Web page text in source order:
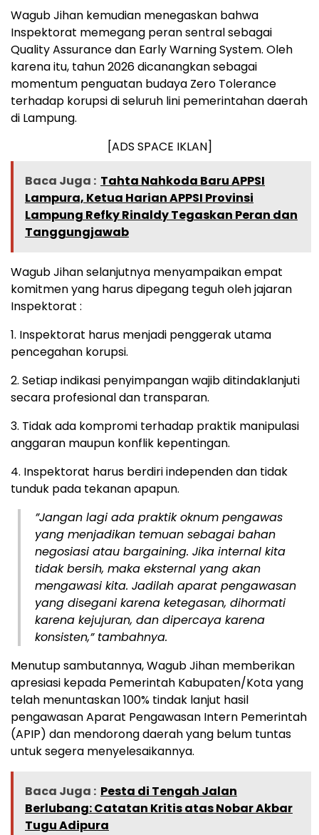
​Wagub Jihan kemudian menegaskan bahwa
Inspektorat memegang peran sentral sebagai
Quality Assurance dan Early Warning System. Oleh
karena itu, tahun 2026 dicanangkan sebagai
momentum penguatan budaya Zero Tolerance
terhadap korupsi di seluruh lini pemerintahan daerah
di Lampung.
[ADS SPACE IKLAN]
Baca Juga : Tahta Nahkoda Baru APPSI
Lampura, Ketua Harian APPSI Provinsi
Lampung Refky Rinaldy Tegaskan Peran dan
Tanggungjawab
​Wagub Jihan selanjutnya menyampaikan empat
komitmen yang harus dipegang teguh oleh jajaran
Inspektorat :
1. ​Inspektorat harus menjadi penggerak utama
pencegahan korupsi.
2. ​Setiap indikasi penyimpangan wajib ditindaklanjuti
secara profesional dan transparan.
3. ​Tidak ada kompromi terhadap praktik manipulasi
anggaran maupun konflik kepentingan.
4. ​Inspektorat harus berdiri independen dan tidak
tunduk pada tekanan apapun.
​”Jangan lagi ada praktik oknum pengawas
yang menjadikan temuan sebagai bahan
negosiasi atau bargaining. Jika internal kita
tidak bersih, maka eksternal yang akan
mengawasi kita. Jadilah aparat pengawasan
yang disegani karena ketegasan, dihormati
karena kejujuran, dan dipercaya karena
konsisten,” tambahnya.
​Menutup sambutannya, Wagub Jihan memberikan
apresiasi kepada Pemerintah Kabupaten/Kota yang
telah menuntaskan 100% tindak lanjut hasil
pengawasan Aparat Pengawasan Intern Pemerintah
(APIP) dan mendorong daerah yang belum tuntas
untuk segera menyelesaikannya.
Baca Juga : Pesta di Tengah Jalan
Berlubang: Catatan Kritis atas Nobar Akbar
Tugu Adipura